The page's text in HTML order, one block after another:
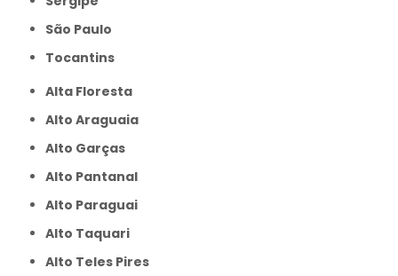
São Paulo
Tocantins
Alta Floresta
Alto Araguaia
Alto Garças
Alto Pantanal
Alto Paraguai
Alto Taquari
Alto Teles Pires